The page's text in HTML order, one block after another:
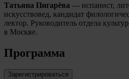
Татьяна Пигарёва — испанист,
искусствовед, кандидат
лектор. Руководитель отдела
в Москве.
Программа
Зарегистрироваться